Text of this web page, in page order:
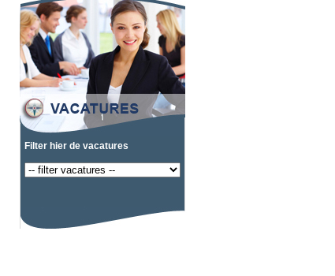
Filter hier de vacatures